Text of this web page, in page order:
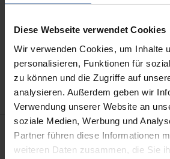
Diese Webseite verwendet Cookies
Wir verwenden Cookies, um Inhalte
personalisieren, Funktionen für
zu können und die Zugriffe auf
analysieren. Außerdem geben wir
Verwendung unserer Website an
soziale Medien, Werbung und
Partner führen diese Informationen
weiteren Daten zusammen, die Sie
In den
Zur Wunschliste hinzufügen
Hinweise zu Versandkosten
Beschreibung